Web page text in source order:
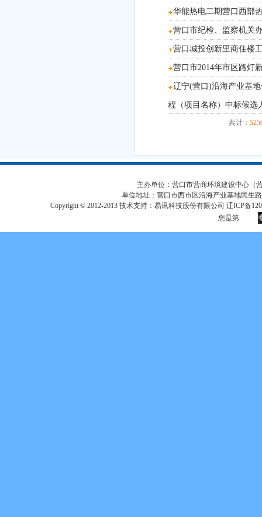
华能热电二期营口西部
营口市纪检、监察机关
营口城投创新里商住楼
营口市2014年市区路灯
辽宁(营口)沿海产业基
程（项目名称）中标候选
共计：
主办单位：营口市营商环境建设中心（
单位地址：营口市西市区沿海产业基地民生
Copyright © 2012-2013 技术支持：易讯科技股份有限公司 辽ICP备
您是第